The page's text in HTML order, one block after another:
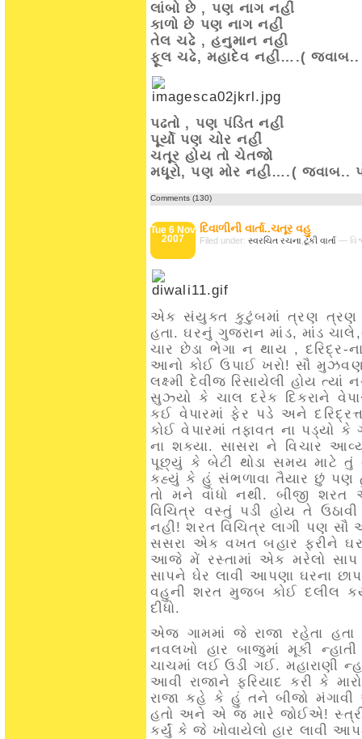
લાંબો છે , પણ નાગ નહીં
કાળો છે પણ નાગ નહીં
તેલ ચઢે , હનુમાન નહી
ફૂલ ચઢે, મહાદેવ નહીં….( જવાબ..
પઢતો , પણ પંડિત નહીં
પૂર્યો પણ ચોર નહીં
ચતૂર હોય તો ચેતજો
મધૂરો, પણ મોર નહી….( જવાબ..
Comments (130)
Tue 6 Nov
2007
દિવાળીની વાર્તા..ચતૂર વહુ
Filed under: સ્વરચિત રચના ટૂંકી વાર્તા—
એક સંયુક્ત કુટુંબમાં ત્રણ ત્રણ
હતા. ઘરનું ગુજરાન માંડ, માંડ
ચાર છેડા ભેગા ન થાય , દરિદ્ર-
આનો કોઈ ઉપાઈ ખરો! સૌ
લક્ષ્મી દેવીજ રિસાયેલી હોય
સુઝ્યો કે ચાલ દરેક દિકરાને
કઈ વેપારમાં ફેર પડે અને
કોઈ વેપારમાં તફાવત ના પડ્યો કે
ના શક્યા. સાસરા ને વિચાર
પૂછ્યું કે બેટી થોડા સમય માટે
કહ્યું કે હું સંભળાવા તૈયાર છું
તો મને વાંધો નથી. બીજી
વિચિત્ર વસ્તું પડી હોય તે
નહી! શરત વિચિત્ર લાગી પણ સૌ
સસરા એક વખત બહાર ફરીને
આજે મેં રસ્તામાં એક મરેલો
સાપને ઘેર લાવી આપણા ઘરના
વહુની શરત મુજબ કોઈ દલીલ
દીધો.
એજ ગામમાં જે રાજા રહેતા હતા
નવલખો હાર બાજુમાં મૂકી
ચાચમાં લઈ ઉડી ગઈ. મહારાણી
આવી રાજાને ફરિયાદ કરી કે
રાજા કહે કે હું તને બીજો
હતો અને એ જ મારે જોઈએ!
કર્યું કે જે ખોવાયેલો હાર